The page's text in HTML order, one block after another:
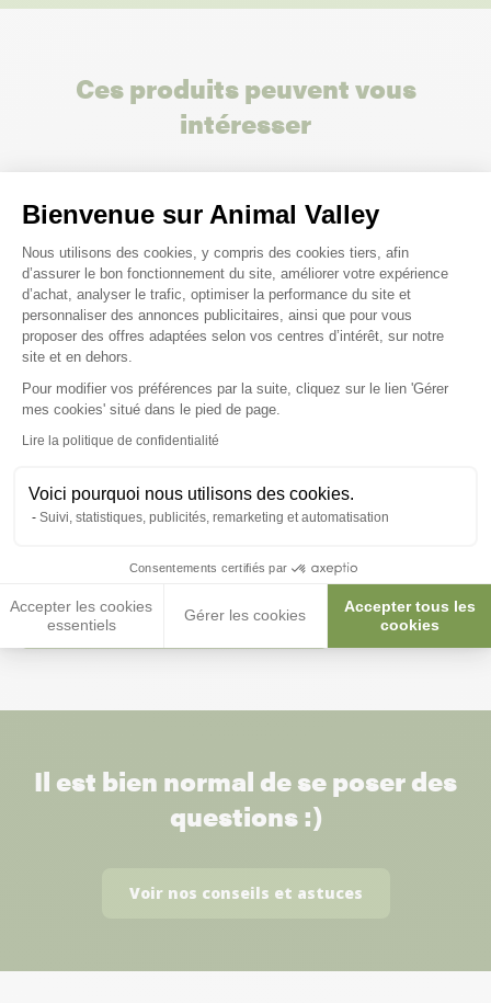
Bienvenue sur Animal Valley
Plateforme de Gestion du
Nous utilisons des cookies, y compris des cookies tiers, afin
d’assurer le bon fonctionnement du site, améliorer votre expérience
d’achat, analyser le trafic, optimiser la performance du site et
personnaliser des annonces publicitaires, ainsi que pour vous
proposer des offres adaptées selon vos centres d’intérêt, sur notre
site et en dehors.
Pour modifier vos préférences par la suite, cliquez sur le lien 'Gérer
mes cookies' situé dans le pied de page.
Lire la politique de confidentialité
Voici pourquoi nous utilisons des cookies.
Suivi, statistiques, publicités, remarketing et automatisation
Consentements certifiés par
Accepter les cookies
essentiels
Gérer les cookies
Accepter tous les
cookies
Axeptio consent
Ces produits peuvent vous
intéresser
DOG ARMOR orange T50 V2
199,00 €
179,10 €
Il est bien normal de se poser des
questions :)
Voir nos conseils et astuces